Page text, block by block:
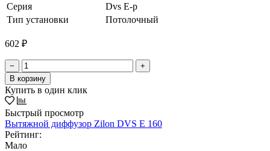
Серия
Dvs E-p
Тип установки
Потолочный
602 ₽
−
+
В корзину
Купить в один клик
Быстрый просмотр
Вытяжной диффузор Zilon DVS E 160
Рейтинг:
Мало